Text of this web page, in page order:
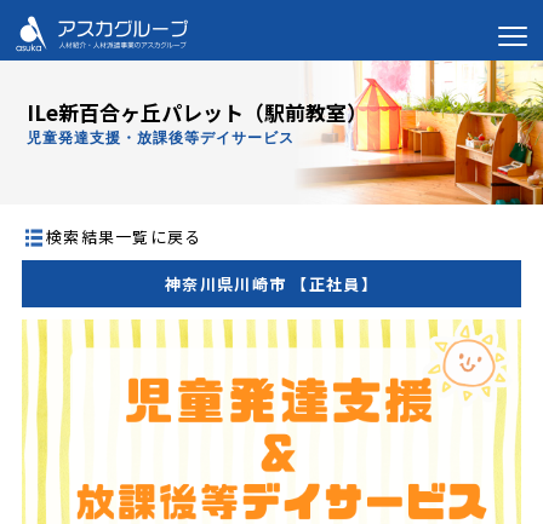
ILe新百合ヶ丘パレット（駅前教室）
児童発達支援・放課後等デイサービス
検索結果一覧に戻る
神奈川県川崎市 【正社員】